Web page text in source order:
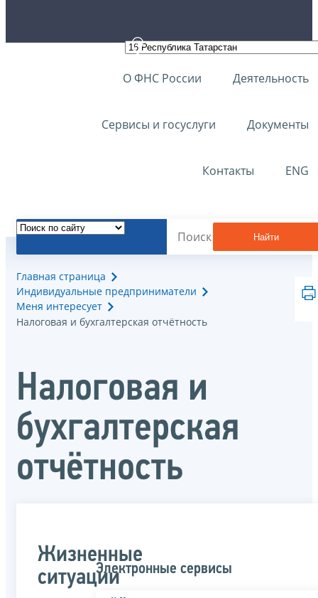
О ФНС России Деятельность
Сервисы и госуслуги Документы
Контакты ENG
Найти
Главная страница
Индивидуальные предприниматели
Меня интересует
Налоговая и бухгалтерская отчётность
Налоговая и
бухгалтерская
отчётность
Жизненные
ситуацииЭлектронные сервисы